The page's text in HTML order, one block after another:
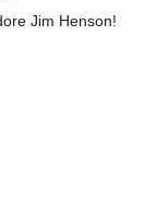
Jim Henson!